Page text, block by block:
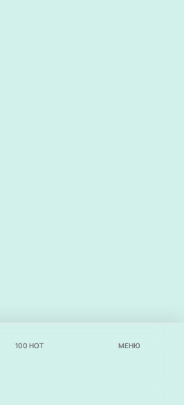
100 НОТ МЕНЮ